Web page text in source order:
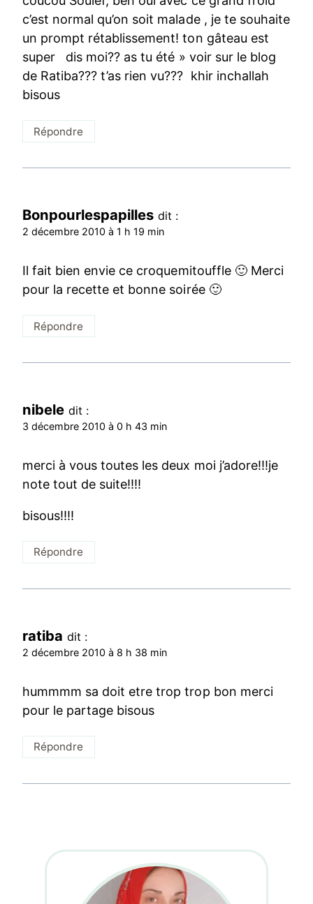
c’est normal qu’on soit malade , je te souhaite
un prompt rétablissement! ton gâteau est
super dis moi?? as tu été » voir sur le blog
de Ratiba??? t’as rien vu??? khir inchallah
bisous
Répondre
Bonpourlespapilles dit :
2 décembre 2010 à 1 h 19 min
Il fait bien envie ce croquemitouffle 🙂 Merci
pour la recette et bonne soirée 🙂
Répondre
nibele dit :
3 décembre 2010 à 0 h 43 min
merci à vous toutes les deux moi j’adore!!!je
note tout de suite!!!!
bisous!!!!
Répondre
ratiba dit :
2 décembre 2010 à 8 h 38 min
hummmm sa doit etre trop trop bon merci
pour le partage bisous
Répondre